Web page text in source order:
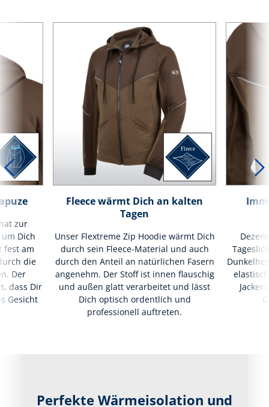
zur
Dich
fest am
die
Der
dass Dir
Gesicht
Fleece wärmt Dich an kalten
Tagen
Unser Flextreme Zip Hoodie wärmt Dich
durch sein Fleece-Material und auch
durch den Anteil an natürlichen Fasern
angenehm. Der Stoff ist innen flauschig
und außen glatt verarbeitet und lässt
Dich optisch ordentlich und
professionell auftreten.
Jacken
Perfekte Wärmeisolation und